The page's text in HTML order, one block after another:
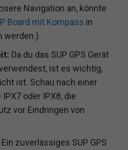
Navigation an, könnte
Board mit Kompass in
werden.)
Da du das SUP GPS Gerät
ist es wichtig,
ist. Schau nach einer
oder IPX8, die
vor Eindringen von
Ein zuverlässiges SUP GPS